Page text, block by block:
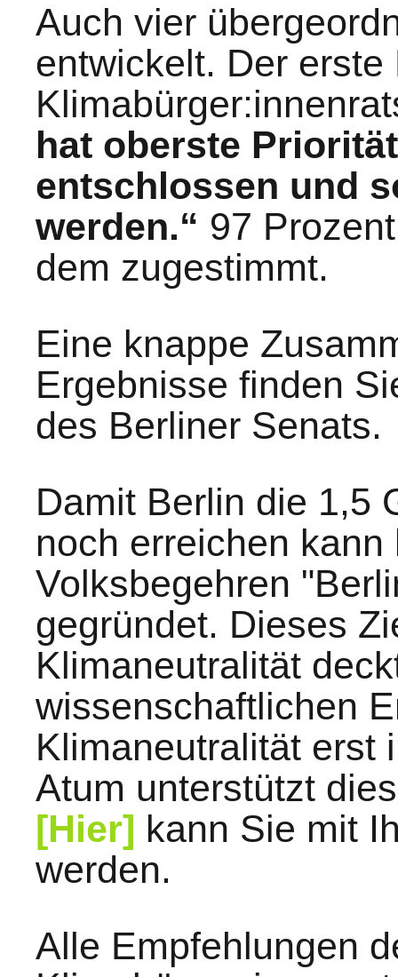
Auch vier
entwickelt. Der erste
hat oberste
entschlossen und
werden.“ 97
dem zugestimmt.
Eine knappe
Ergebnisse finden
des Berliner Senats.
Damit Berlin die 1,5
noch erreichen
Volksbegehren
gegründet. Dieses
Klimaneutralität
wissenschaftlichen
Klimaneutralität erst
Atum unterstützt
[Hier] kann Sie mit
werden.
Alle Empfehlungen